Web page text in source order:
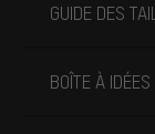
GUIDE DES
BOÎTE À IDÉES